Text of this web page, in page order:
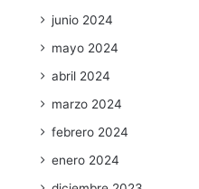
junio 2024
mayo 2024
abril 2024
marzo 2024
febrero 2024
enero 2024